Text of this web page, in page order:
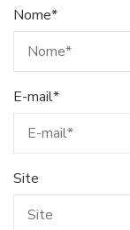
Nome*
E-mail*
Site